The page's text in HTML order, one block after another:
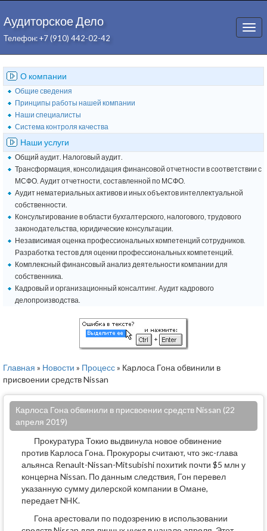
Аудиторское Дело
Телефон: +7 (910) 442-02-42
О компании
Общие сведения
Принципы работы нашей компании
Наши специалисты
Система контроля качества
Наши услуги
Общий аудит. Налоговый аудит.
Трансформация, консолидация финансовой отчетности в соответствии с
МСФО. Аудит отчетности, составленной по МСФО.
Аудит нематериальных активов и иных объектов интеллектуальной
собственности.
Консультирование в области бухгалтерского, налогового, трудового
законодательства, юридические консультации.
Независимая оценка профессиональных компетенций сотрудников.
Разработка тестов для оценки профессиональных компетенций.
Комплексный финансовый анализ деятельности компании для
собственника.
Кадровый и организационный консалтинг. Аудит кадрового
делопроизводства.
Главная » Новости » Процесс» Карлоса Гона обвинили в
присвоении средств Nissan
Карлоса Гона обвинили в присвоении средств Nissan (22
апреля 2019)
Прокуратура Токио выдвинула новое обвинение
против Карлоса Гона. Прокуроры считают, что экс-глава
альянса Renault-Nissan-Mitsubishi похитиk почти $5 млн у
концерна Nissan. По данным следствия, Гон перевел
указанную сумму дилерской компании в Омане,
передает NHK.
Гона арестовали по подозрению в использовании